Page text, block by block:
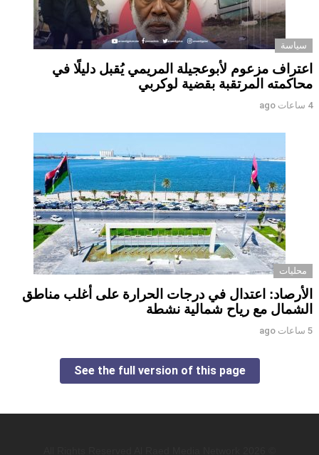
سياسة
اعتراف مزعوم لأبوعجيلة المريمي يُقبل دليلًا في
محاكمته المرتقبة بقضية لوكربي
4 ساعات ago
محليات
الأرصاد: اعتدال في درجات الحرارة على أغلب مناطق
الشمال مع رياح شمالية نشطة
5 ساعات ago
See the full version of this page